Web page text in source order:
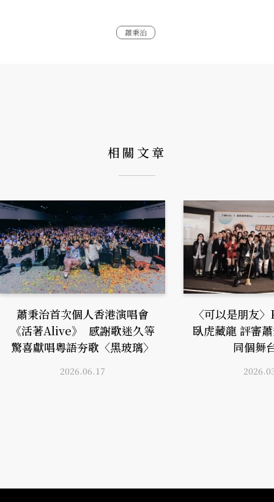
蕭秉治
相關文章
蕭秉治首次個人香港演唱會
《活著Alive》 感謝歌迷久等
驚喜獻唱粵語夯歌〈黑玻璃〉
2026.06.17
〈可以是朋友
臥虎藏龍 評審
同個舞